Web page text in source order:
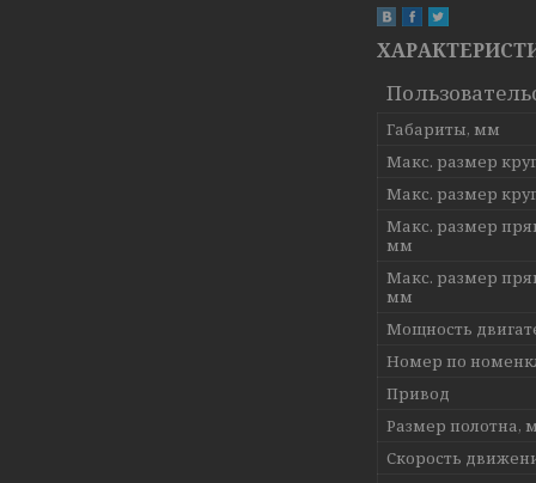
Габариты, мм
Макс. размер
Макс. размер
Макс. размер
мм
Макс. размер
мм
Мощность
Номер по
Привод
Размер полотна,
Скорость